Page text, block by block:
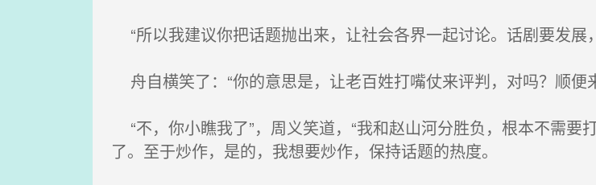
“所以我建议你把话题抛出来，让社会各界一起讨论。话剧要发展
舟自横笑了：“你的意思是，让老百姓打嘴仗来评判，对吗？顺便
“不，你小瞧我了”，周义笑道，“我和赵山河分胜负，根本不需
了。至于炒作，是的，我想要炒作，保持话题的热度。